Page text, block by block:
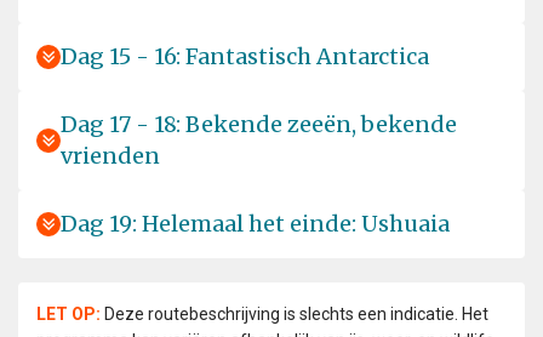
Dag 15 - 16: Fantastisch Antarctica
Dag 17 - 18: Bekende zeeën, bekende
vrienden
Dag 19: Helemaal het einde: Ushuaia
LET OP: Deze routebeschrijving is slechts een indicatie. Het